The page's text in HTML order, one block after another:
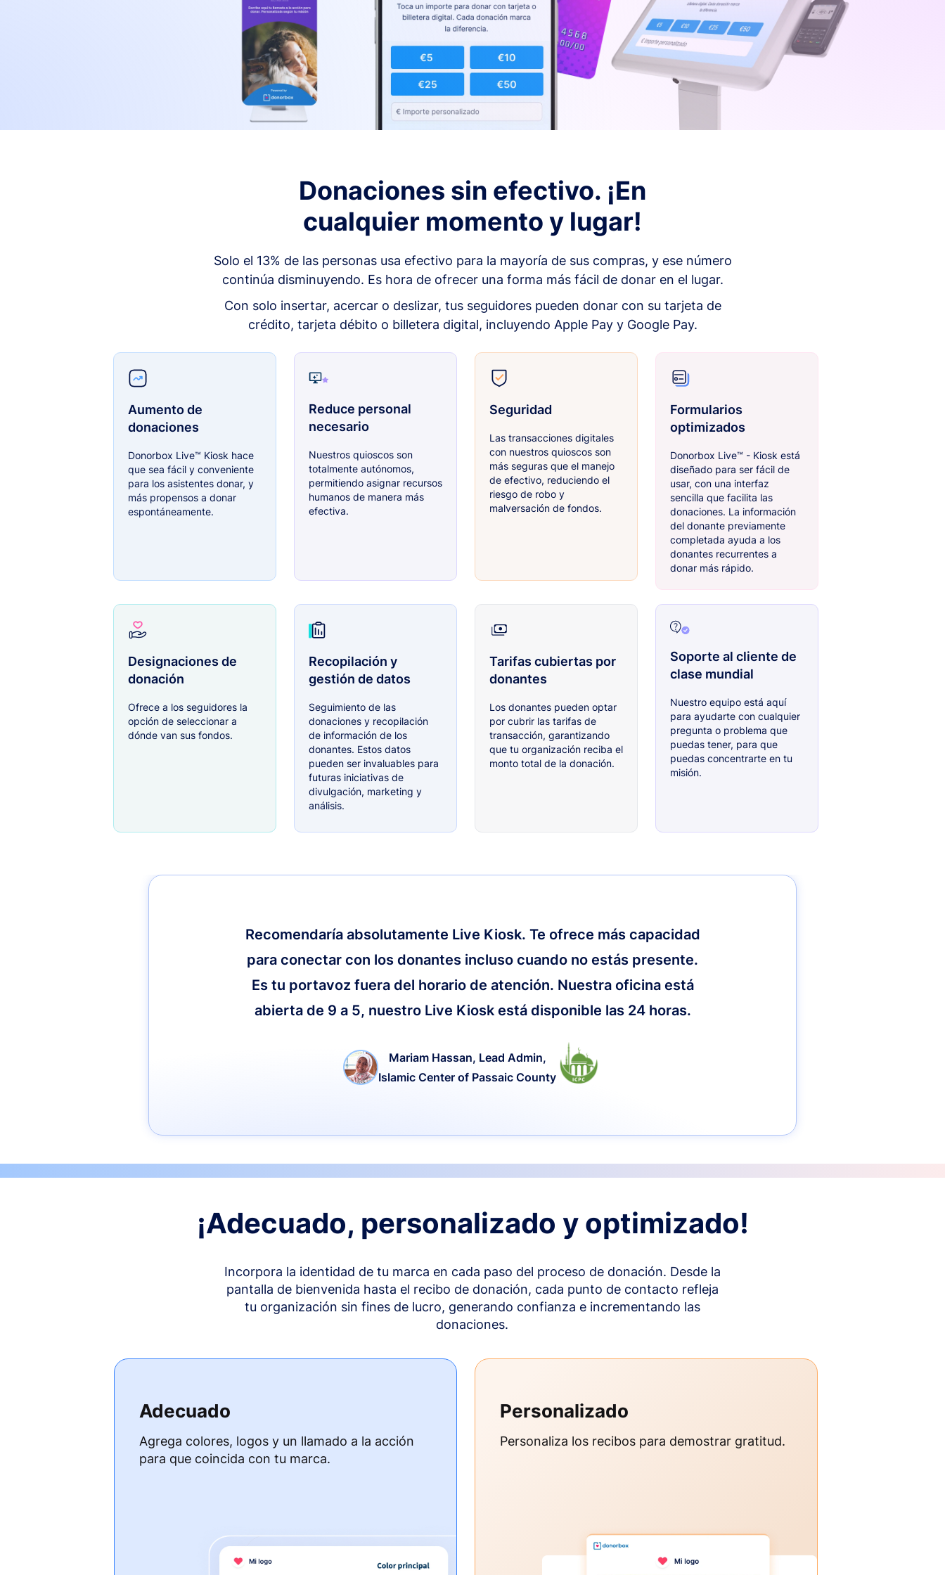
Donaciones sin efectivo. ¡En
cualquier momento y lugar!
Solo el 13% de las personas usa efectivo para la mayoría de sus compras, y ese número
continúa disminuyendo. Es hora de ofrecer una forma más fácil de donar en el lugar.
Con solo insertar, acercar o deslizar, tus seguidores pueden donar con su tarjeta de
crédito, tarjeta débito o billetera digital, incluyendo Apple Pay y Google Pay.
Aumento de
donaciones
Donorbox Live™ Kiosk hace
que sea fácil y conveniente
para los asistentes donar, y
más propensos a donar
espontáneamente.
Reduce personal
necesario
Nuestros quioscos son
totalmente autónomos,
permitiendo asignar recursos
humanos de manera más
efectiva.
Seguridad
Las transacciones digitales
con nuestros quioscos son
más seguras que el manejo
de efectivo, reduciendo el
riesgo de robo y
malversación de fondos.
Formularios
optimizados
Donorbox Live™ - Kiosk está
diseñado para ser fácil de
usar, con una interfaz
sencilla que facilita las
donaciones. La información
del donante previamente
completada ayuda a los
donantes recurrentes a
donar más rápido.
Designaciones de
donación
Ofrece a los seguidores la
opción de seleccionar a
dónde van sus fondos.
Recopilación y
gestión de datos
Seguimiento de las
donaciones y recopilación
de información de los
donantes. Estos datos
pueden ser invaluables para
futuras iniciativas de
divulgación, marketing y
análisis.
Tarifas cubiertas por
donantes
Los donantes pueden optar
por cubrir las tarifas de
transacción, garantizando
que tu organización reciba el
monto total de la donación.
Soporte al cliente de
clase mundial
Nuestro equipo está aquí
para ayudarte con cualquier
pregunta o problema que
puedas tener, para que
puedas concentrarte en tu
misión.
Recomendaría absolutamente Live Kiosk. Te ofrece más capacidad
para conectar con los donantes incluso cuando no estás presente.
Es tu portavoz fuera del horario de atención. Nuestra oficina está
abierta de 9 a 5, nuestro Live Kiosk está disponible las 24 horas.
Mariam Hassan, Lead Admin,
Islamic Center of Passaic County
¡Adecuado, personalizado y optimizado!
Incorpora la identidad de tu marca en cada paso del proceso de donación. Desde la
pantalla de bienvenida hasta el recibo de donación, cada punto de contacto refleja
tu organización sin fines de lucro, generando confianza e incrementando las
donaciones.
Adecuado
Agrega colores, logos y un llamado a la acción
para que coincida con tu marca.
Personalizado
Personaliza los recibos para demostrar gratitud.